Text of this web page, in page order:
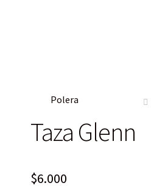
Polera
Taza Glenn
$6.000